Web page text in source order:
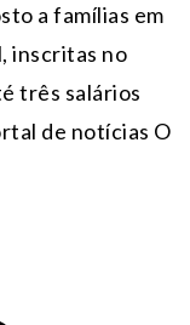
a famílias em
inscritas no
três salários
de notícias O